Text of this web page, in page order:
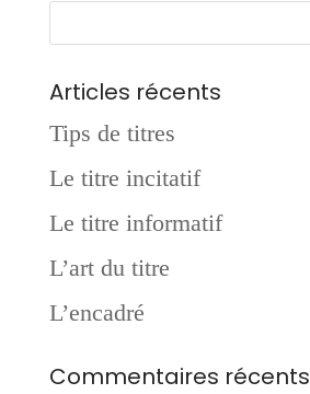
Articles récents
Tips de titres
Le titre incitatif
Le titre informatif
L’art du titre
L’encadré
Commentaires récents